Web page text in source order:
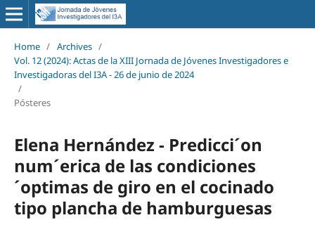
Home / Archives /
Vol. 12 (2024): Actas de la XIII Jornada de Jóvenes Investigadores e
Investigadoras del I3A - 26 de junio de 2024
/
Pósteres
Elena Hernández - Predicci´on
num´erica de las condiciones
´optimas de giro en el cocinado
tipo plancha de hamburguesas